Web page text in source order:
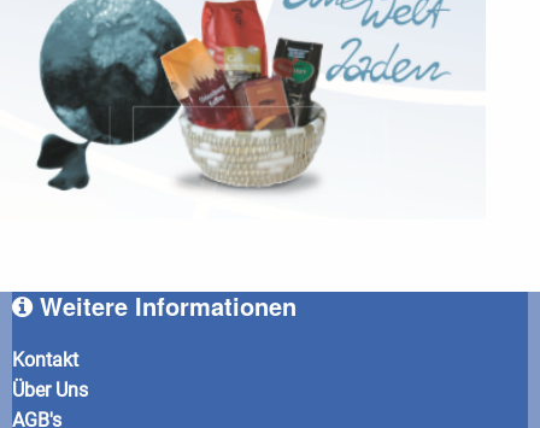
Weitere Informationen
Kontakt
Über Uns
AGB's